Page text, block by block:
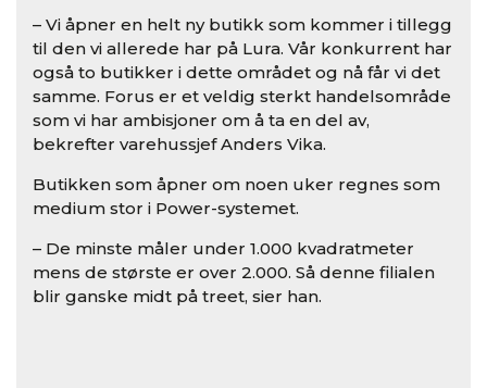
– Vi åpner en helt ny butikk som kommer i tillegg
til den vi allerede har på Lura. Vår konkurrent har
også to butikker i dette området og nå får vi det
samme. Forus er et veldig sterkt handelsområde
som vi har ambisjoner om å ta en del av,
bekrefter varehussjef Anders Vika.
Butikken som åpner om noen uker regnes som
medium stor i Power-systemet.
– De minste måler under 1.000 kvadratmeter
mens de største er over 2.000. Så denne filialen
blir ganske midt på treet, sier han.